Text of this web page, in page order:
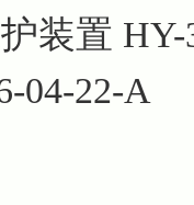
装置 HY-
04-22-A